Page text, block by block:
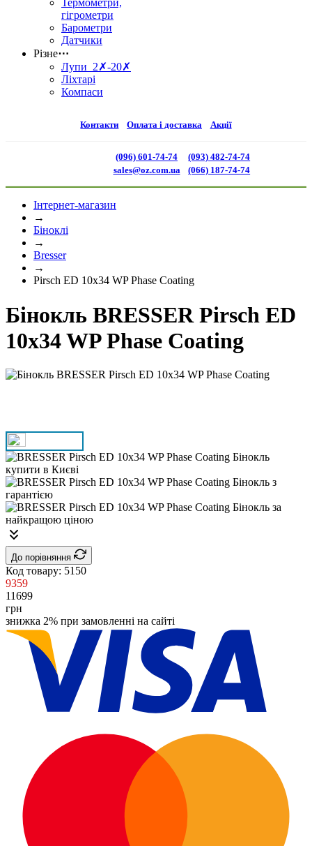
Термометри,
гігрометри
Барометри
Датчики
Різне⋯
Лупи 2✗-20✗
Ліхтарі
Компаси
Контакти Оплата і доставка Акції
(096) 601-74-74
sales@oz.com.ua
(093) 482-74-74
(066) 187-74-74
Інтернет-магазин
→
Біноклі
→
Bresser
→
Pirsch ED 10x34 WP Phase Coating
Бінокль BRESSER Pirsch ED
10x34 WP Phase Coating
До порівняння
Код товару: 5150
9359
11699
грн
знижка 2% при замовленні на сайті